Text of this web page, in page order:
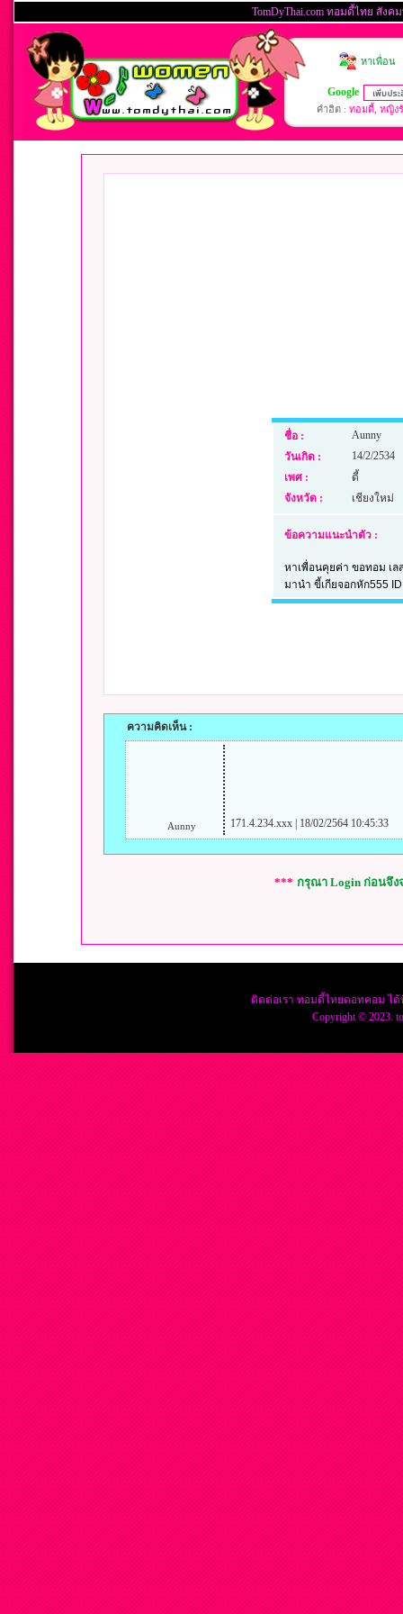
ชื่อ :
Aunny
วันเกิด :
14/2/2534
เพศ :
ดี้
จังหวัด :
เชียงใหม่
ข้อความแนะนำตัว :
หาเพื่อนคุยค่า ขอทอม เ
มาน๋า ขี้เกียจอกหัก555
ความคิดเห็น :
Aunny 171.4.234.xxx | 18/02/2564 10:45:33
*** กรุณา Login ก่อนจึง